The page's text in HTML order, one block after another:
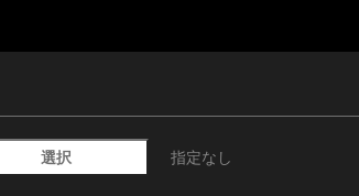
選択 指定なし